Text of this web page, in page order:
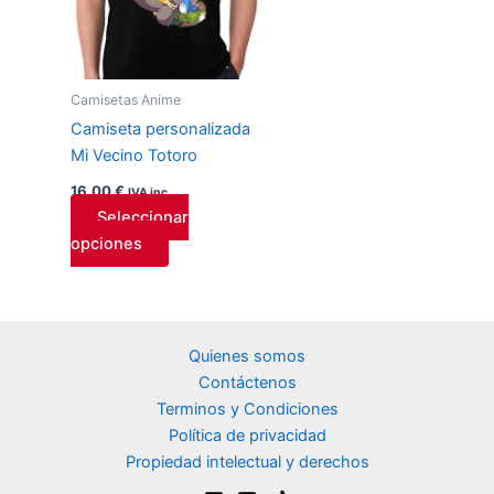
Camisetas Anime
Camiseta personalizada
Mi Vecino Totoro
16,00€ IVA inc.
Seleccionar
opciones
opciones
pueden
elegir
en
la
página
de
producto
Quienes somos
Contáctenos
Terminos y Condiciones
Política de privacidad
Propiedad intelectual y derechos